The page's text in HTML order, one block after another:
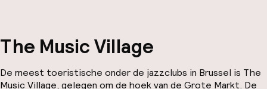
The Music Village
De meest toeristische onder de jazzclubs in Brussel is The
Music Village, gelegen om de hoek van de Grote Markt. De